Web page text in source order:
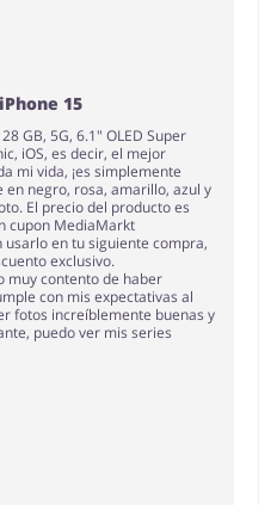
15
GB, 5G, 6.1" OLED Super
iOS, es decir, el mejor
mi vida, ¡es simplemente
en negro, rosa, amarillo, azul y
El precio del producto es
cupon MediaMarkt
en tu siguiente compra,
exclusivo.
muy contento de haber
con mis expectativas al
fotos increíblemente buenas y
puedo ver mis series